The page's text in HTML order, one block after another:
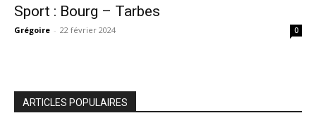
Sport : Bourg – Tarbes
Grégoire - 22 février 2024 0
ARTICLES POPULAIRES